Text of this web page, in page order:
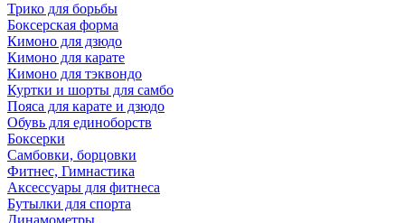
Трико для борьбы
Боксерская форма
Кимоно для дзюдо
Кимоно для карате
Кимоно для тэквондо
Куртки и шорты для самбо
Пояса для карате и дзюдо
Обувь для единоборств
Боксерки
Самбовки, борцовки
Фитнес, Гимнастика
Аксессуары для фитнеса
Бутылки для спорта
Динамометры